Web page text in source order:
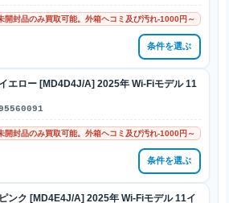
開封品のみ買取可能。外箱ヘコミ及び汚れ-1000円～
条件を選ぶ
エロー [MD4D4J/A] 2025年 Wi-Fiモデル 11
開封品のみ買取可能。外箱ヘコミ及び汚れ-1000円～
条件を選ぶ
ンク [MD4E4J/A] 2025年 Wi-Fiモデル 11イ